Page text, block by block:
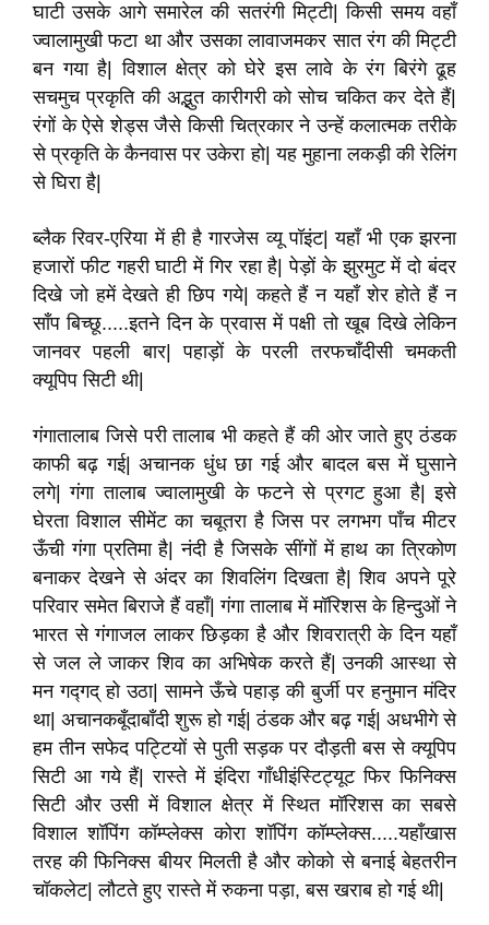
घाटी उसके आगे समारेल की सतरंगी मिट्टी| किसी समय वहाँ
ज्वालामुखी फटा था और उसका लावाजमकर सात रंग की मिट्टी
बन गया है| विशाल क्षेत्र को घेरे इस लावे के रंग बिरंगे ढूह
सचमुच प्रकृति की अद्भुत कारीगरी को सोच चकित कर देते हैं|
रंगों के ऐसे शेड्स जैसे किसी चित्रकार ने उन्हें कलात्मक तरीके
से प्रकृति के कैनवास पर उकेरा हो| यह मुहाना लकड़ी की रेलिंग
से घिरा है|
ब्लैक रिवर-एरिया में ही है गारजेस व्यू पॉइंट| यहाँ भी एक झरना
हजारों फीट गहरी घाटी में गिर रहा है| पेड़ों के झुरमुट में दो बंदर
दिखे जो हमें देखते ही छिप गये| कहते हैं न यहाँ शेर होते हैं न
साँप बिच्छू.....इतने दिन के प्रवास में पक्षी तो खूब दिखे लेकिन
जानवर पहली बार| पहाड़ों के परली तरफचाँदीसी चमकती
क्यूपिप सिटी थी|
गंगातालाब जिसे परी तालाब भी कहते हैं की ओर जाते हुए ठंडक
काफी बढ़ गई| अचानक धुंध छा गई और बादल बस में घुसाने
लगे| गंगा तालाब ज्वालामुखी के फटने से प्रगट हुआ है| इसे
घेरता विशाल सीमेंट का चबूतरा है जिस पर लगभग पाँच मीटर
ऊँची गंगा प्रतिमा है| नंदी है जिसके सींगों में हाथ का त्रिकोण
बनाकर देखने से अंदर का शिवलिंग दिखता है| शिव अपने पूरे
परिवार समेत बिराजे हैं वहाँ| गंगा तालाब में मॉरिशस के हिन्दुओं ने
भारत से गंगाजल लाकर छिड़का है और शिवरात्री के दिन यहाँ
से जल ले जाकर शिव का अभिषेक करते हैं| उनकी आस्था से
मन गद्गद् हो उठा| सामने ऊँचे पहाड़ की बुर्जी पर हनुमान मंदिर
था| अचानकबूँदाबाँदी शुरू हो गई| ठंडक और बढ़ गई| अधभीगे से
हम तीन सफेद पट्टियों से पुती सड़क पर दौड़ती बस से क्यूपिप
सिटी आ गये हैं| रास्ते में इंदिरा गाँधीइंस्टिट्यूट फिर फिनिक्स
सिटी और उसी में विशाल क्षेत्र में स्थित मॉरिशस का सबसे
विशाल शॉपिंग कॉम्प्लेक्स कोरा शॉपिंग कॉम्प्लेक्स.....यहाँखास
तरह की फिनिक्स बीयर मिलती है और कोको से बनाई बेहतरीन
चॉकलेट| लौटते हुए रास्ते में रुकना पड़ा, बस खराब हो गई थी|